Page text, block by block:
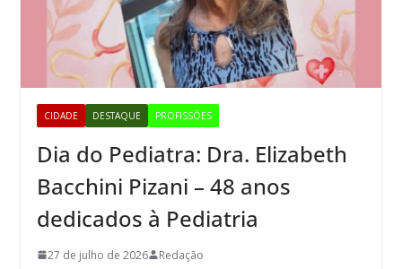
CIDADE DESTAQUE PROFISSÕES
Dia do Pediatra: Dra. Elizabeth
Bacchini Pizani – 48 anos
dedicados à Pediatria
27 de julho de 2026 Redação